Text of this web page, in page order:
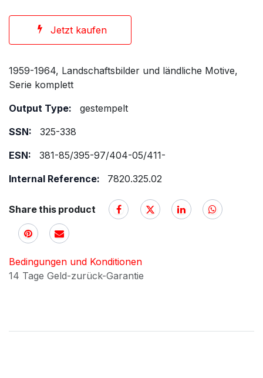
Jetzt kaufen
1959-1964, Landschaftsbilder und ländliche Motive,
Serie komplett
Output Type:
gestempelt
SSN:
325-338
ESN:
381-85/395-97/404-05/411-
Internal Reference:
7820.325.02
Share this product
Bedingungen und Konditionen
14 Tage Geld-zurück-Garantie